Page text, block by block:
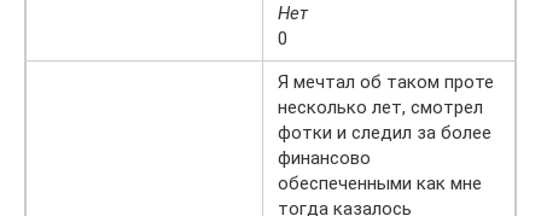
Нет
0
Я мечтал об таком проте
несколько лет, смотрел
фотки и следил за более
финансово
обеспеченными как мне
тогда казалось